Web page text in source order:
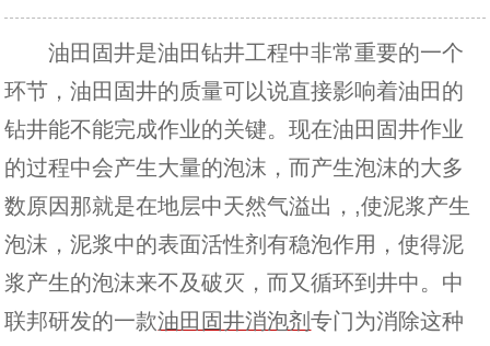
油田固井是油田钻井工程中非常重要的一个
环节，油田固井的质量可以说直接影响着油田的
钻井能不能完成作业的关键。现在油田固井作业
的过程中会产生大量的泡沫，而产生泡沫的大多
数原因那就是在地层中天然气溢出，,使泥浆产生
泡沫，泥浆中的表面活性剂有稳泡作用，使得泥
浆产生的泡沫来不及破灭，而又循环到井中。中
联邦研发的一款油田固井消泡剂专门为消除这种